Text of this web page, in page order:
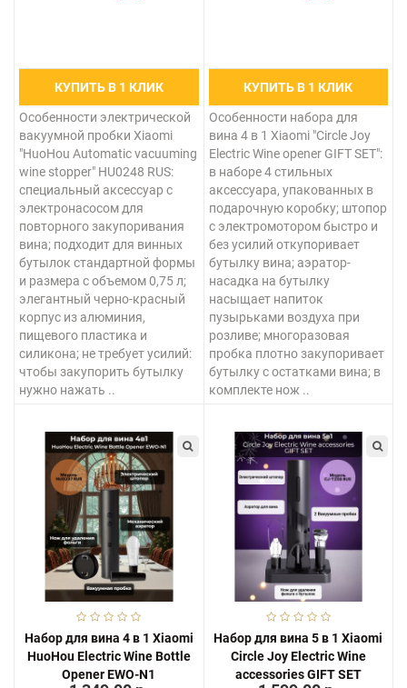
КУПИТЬ В 1 КЛИК
Особенности электрической
вакуумной пробки Xiaomi
"HuoHou Automatic vacuuming
wine stopper" HU0248 RUS:
специальный аксессуар с
электронасосом для
повторного закупоривания
вина; подходит для винных
бутылок стандартной формы
и размера с объемом 0,75 л;
элегантный черно-красный
корпус из алюминия,
пищевого пластика и
силикона; не требует усилий:
чтобы закупорить бутылку
нужно нажать ..
КУПИТЬ В 1 КЛИК
Особенности набора для
вина 4 в 1 Xiaomi "Circle Joy
Electric Wine opener GIFT SET":
в наборе 4 стильных
аксессуара, упакованных в
подарочную коробку; штопор
с электромотором быстро и
без усилий откупоривает
бутылку вина; аэратор-
насадка на бутылку
насыщает напиток
пузырьками воздуха при
розливе; многоразовая
пробка плотно закупоривает
бутылку с остатками вина; в
комплекте нож ..
Набор для вина 4 в 1 Xiaomi
HuoHou Electric Wine Bottle
Opener EWO-N1
Набор для вина 5 в 1 Xiaomi
Circle Joy Electric Wine
accessories GIFT SET